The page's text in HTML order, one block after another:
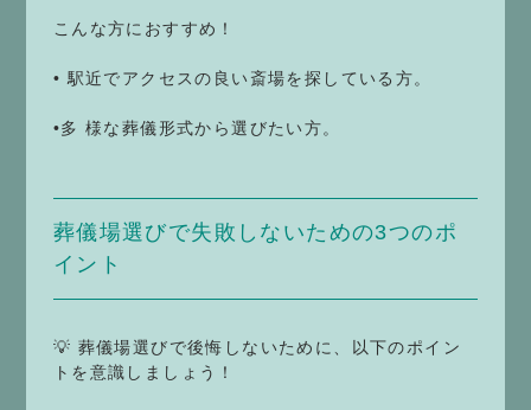
こんな方におすすめ！
• 駅近でアクセスの良い斎場を探している方。
•多 様な葬儀形式から選びたい方。
葬儀場選びで失敗しないための3つのポ
イント
💡 葬儀場選びで後悔しないために、以下のポイン
トを意識しましょう！